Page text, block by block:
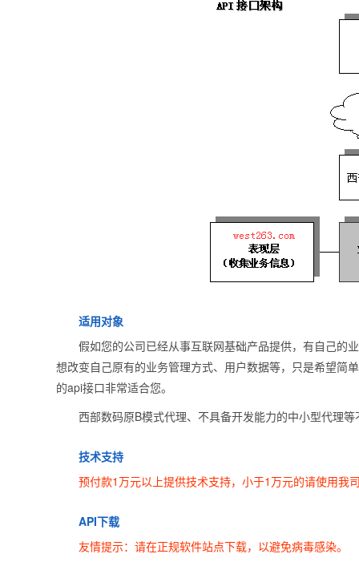
适用对象
假如您的公司已经从事互联网基础产品提供，有自己的
想改变自己原有的业务管理方式、用户数据等，只是希望简
的api接口非常适合您。
西部数码原B模式代理、不具备开发能力的中小型代理
技术支持
预付款1万元以上提供技术支持，小于1万元的请使用我
API下载
友情提示：请在正规软件站点下载，以避免病毒感染。